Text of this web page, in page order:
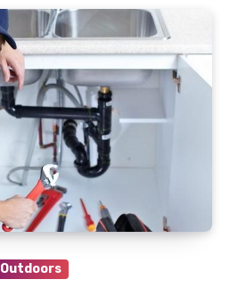
Outdoors